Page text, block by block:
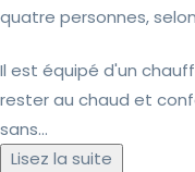
quatre personnes,
Il est équipé d'un
rester au chaud et
sans...
Lisez la suite